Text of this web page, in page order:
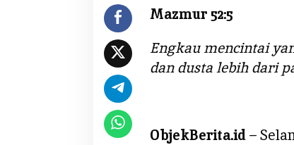
Mazmur 52:5
Engkau mencintai
dan dusta lebih dari
ObjekBerita.id–